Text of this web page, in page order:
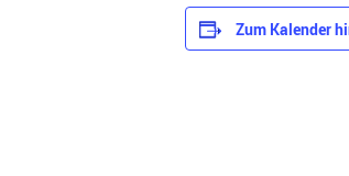
Zum Kalender